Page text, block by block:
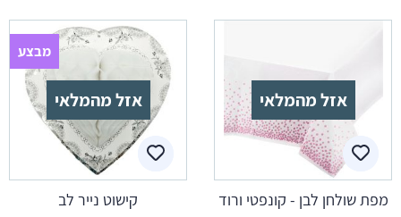
אזל מהמלאי
מפת שולחן לבן - קונפטי ורוד
אזל מהמלאי
מבצע
קישוט נייר לב